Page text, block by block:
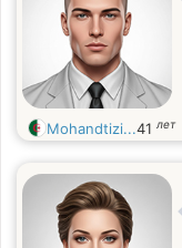
Mohandtizi...41 лет